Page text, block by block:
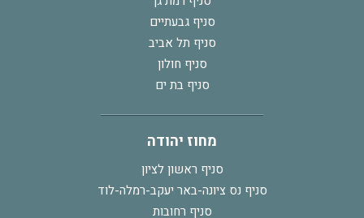
סניף גבעתיים
סניף תל אביב
סניף חולון
סניף בת ים
מחוז יהודה
סניף ראשון לציון
סניף נס ציונה-באר יעקב-רמלה-לוד
סניף רחובות